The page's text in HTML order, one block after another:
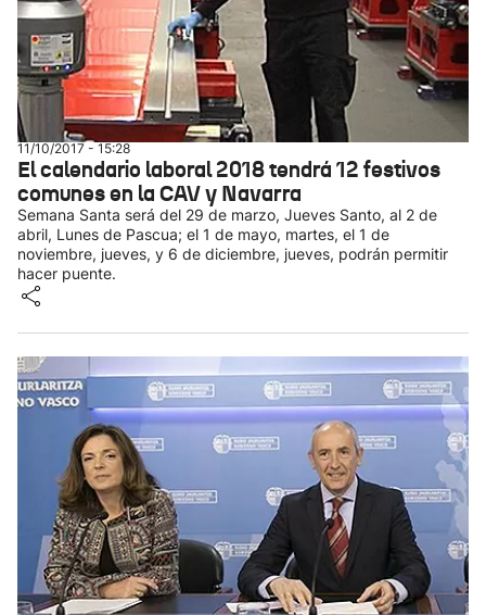
11/10/2017 - 15:28
El calendario laboral 2018 tendrá 12 festivos
comunes en la CAV y Navarra
Semana Santa será del 29 de marzo, Jueves Santo, al 2 de
abril, Lunes de Pascua; el 1 de mayo, martes, el 1 de
noviembre, jueves, y 6 de diciembre, jueves, podrán permitir
hacer puente.